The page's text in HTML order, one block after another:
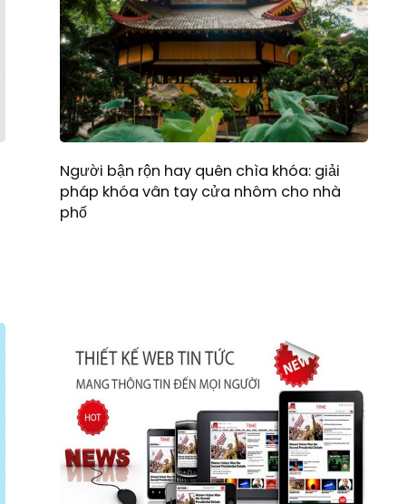
Người bận rộn hay quên chìa khóa: giải
pháp khóa vân tay cửa nhôm cho nhà
phố